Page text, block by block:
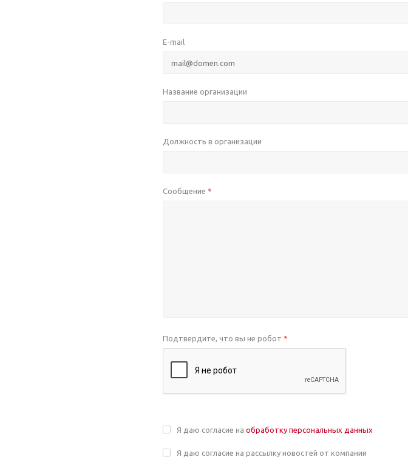
E-mail
Название организации
Должность в организации
Сообщение *
Подтвердите, что вы не робот *
Я даю согласие на обработку персональных данных
Я даю согласие на рассылку новостей от компании